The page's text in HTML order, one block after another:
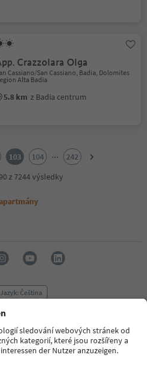
Crazzolara Olga
Cassiano/San Cassiano, Badia, Dolomites
Alta Badia
5.8 km z Badia centrum
103 104 ...
242
z 7244 výsledky
Jazyk: Čeština
nás Tisk
MICE
Podmínky a ujednání
Tiráž